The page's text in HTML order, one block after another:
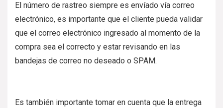
El número de rastreo siempre es envíado vía correo
electrónico, es importante que el cliente pueda validar
que el correo electrónico ingresado al momento de la
compra sea el correcto y estar revisando en las
bandejas de correo no deseado o SPAM.
Es también importante tomar en cuenta que la entrega